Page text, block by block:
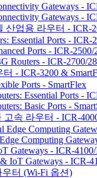
Gateways -
Gateways -
산업용 라우터 - ICR-
Essential Ports - ICR-
Ports - ICR-2500/
Routers - ICR-2700/
- ICR-3200 &
Ports - SmartFlex
Essential Ports -
Basic Ports -
고속 라우터 - ICR-
Edge Computing
Computing
Gateways - ICR-
IoT Gateways - ICR-
터 (Wi-Fi 옵션)